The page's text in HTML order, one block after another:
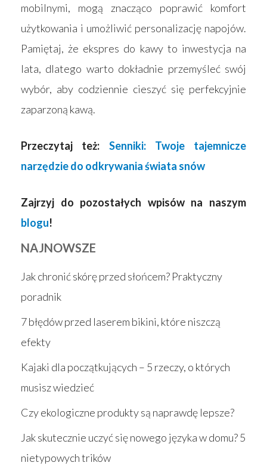
mobilnymi, mogą znacząco poprawić komfort
użytkowania i umożliwić personalizację napojów.
Pamiętaj, że ekspres do kawy to inwestycja na
lata, dlatego warto dokładnie przemyśleć swój
wybór, aby codziennie cieszyć się perfekcyjnie
zaparzoną kawą.
Przeczytaj też: Senniki: Twoje tajemnicze
narzędzie do odkrywania świata snów
Zajrzyj do pozostałych wpisów na naszym
blogu!
NAJNOWSZE
Jak chronić skórę przed słońcem? Praktyczny
poradnik
7 błędów przed laserem bikini, które niszczą
efekty
Kajaki dla początkujących – 5 rzeczy, o których
musisz wiedzieć
Czy ekologiczne produkty są naprawdę lepsze?
Jak skutecznie uczyć się nowego języka w domu? 5
nietypowych trików